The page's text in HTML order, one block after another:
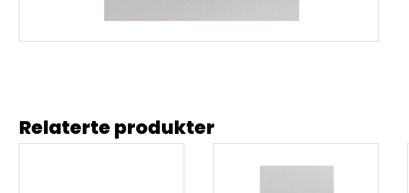
Relaterte produkter